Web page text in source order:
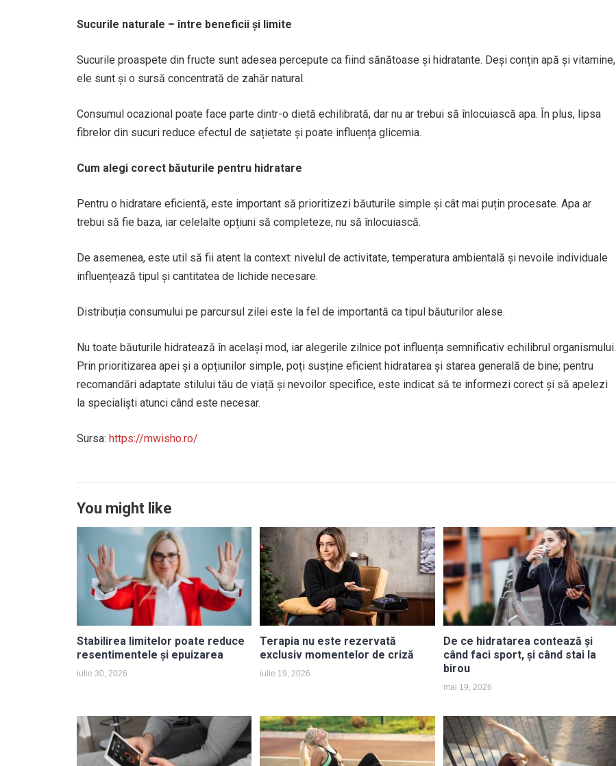
Sucurile naturale – între beneficii și limite
Sucurile proaspete din fructe sunt adesea percepute ca fiind sănătoase și hidratante. Deși conțin apă și vitamine,
ele sunt și o sursă concentrată de zahăr natural.
Consumul ocazional poate face parte dintr-o dietă echilibrată, dar nu ar trebui să înlocuiască apa. În plus, lipsa
fibrelor din sucuri reduce efectul de sațietate și poate influența glicemia.
Cum alegi corect băuturile pentru hidratare
Pentru o hidratare eficientă, este important să prioritizezi băuturile simple și cât mai puțin procesate. Apa ar
trebui să fie baza, iar celelalte opțiuni să completeze, nu să înlocuiască.
De asemenea, este util să fii atent la context: nivelul de activitate, temperatura ambientală și nevoile individuale
influențează tipul și cantitatea de lichide necesare.
Distribuția consumului pe parcursul zilei este la fel de importantă ca tipul băuturilor alese.
Nu toate băuturile hidratează în același mod, iar alegerile zilnice pot influența semnificativ echilibrul organismului.
Prin prioritizarea apei și a opțiunilor simple, poți susține eficient hidratarea și starea generală de bine; pentru
recomandări adaptate stilului tău de viață și nevoilor specifice, este indicat să te informezi corect și să apelezi
la specialiști atunci când este necesar.
Sursa: https://mwisho.ro/
You might like
Stabilirea limitelor poate reduce
resentimentele și epuizarea
iulie 30, 2026
Terapia nu este rezervată
exclusiv momentelor de criză
iulie 19, 2026
De ce hidratarea contează și
când faci sport, și când stai la
birou
mai 19, 2026